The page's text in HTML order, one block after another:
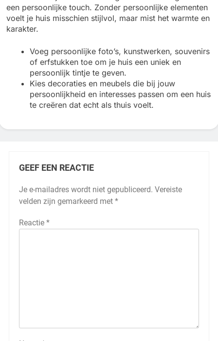
een persoonlijke touch. Zonder persoonlijke elementen
voelt je huis misschien stijlvol, maar mist het warmte en
karakter.
Voeg persoonlijke foto’s, kunstwerken, souvenirs
of erfstukken toe om je huis een uniek en
persoonlijk tintje te geven.
Kies decoraties en meubels die bij jouw
persoonlijkheid en interesses passen om een huis
te creëren dat echt als thuis voelt.
GEEF EEN REACTIE
Je e-mailadres wordt niet gepubliceerd. Vereiste
velden zijn gemarkeerd met *
Reactie *